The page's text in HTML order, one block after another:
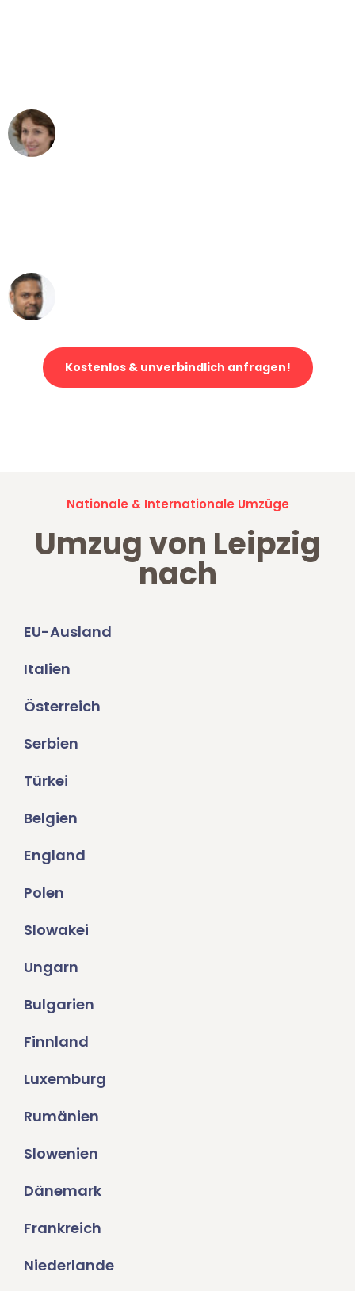
Kostenlos & unverbindlich anfragen!
Nationale & Internationale Umzüge
Umzug von Leipzig
nach
EU-Ausland
Italien
Österreich
Serbien
Türkei
Belgien
England
Polen
Slowakei
Ungarn
Bulgarien
Finnland
Luxemburg
Rumänien
Slowenien
Dänemark
Frankreich
Niederlande